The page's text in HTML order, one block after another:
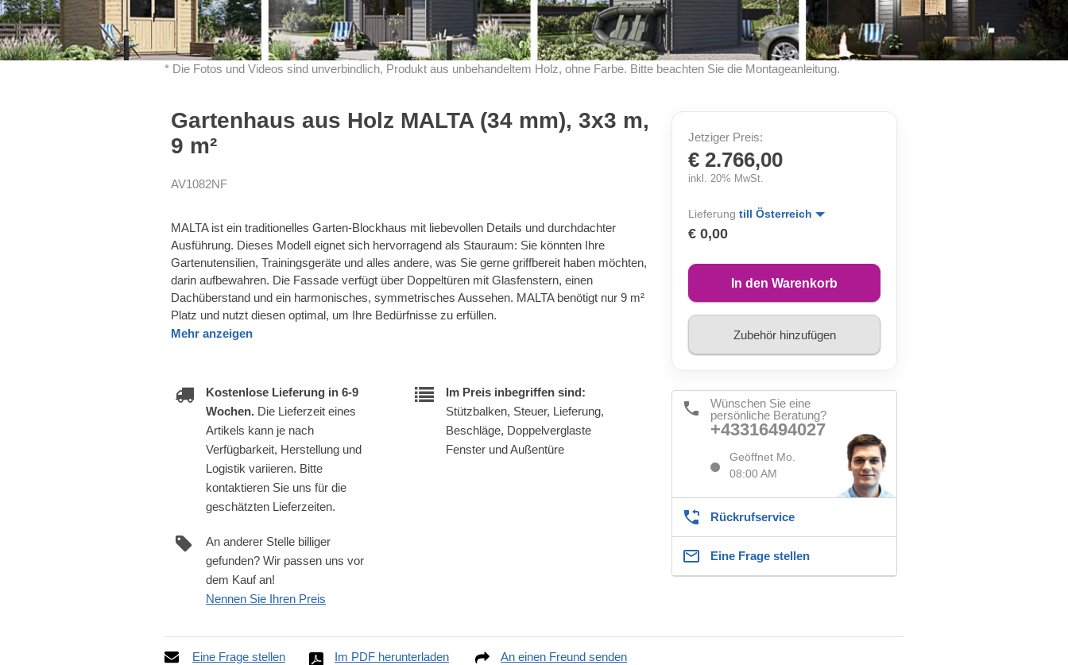
* Die Fotos und Videos sind unverbindlich, Produkt aus unbehandeltem Holz, ohne Farbe. Bitte beachten Sie die Montageanleitung.
Gartenhaus aus Holz MALTA (34 mm), 3x3 m,
9 m²
AV1082NF
MALTA ist ein traditionelles Garten-Blockhaus mit liebevollen Details und durchdachter
Ausführung. Dieses Modell eignet sich hervorragend als Stauraum: Sie könnten Ihre
Gartenutensilien, Trainingsgeräte und alles andere, was Sie gerne griffbereit haben möchten,
darin aufbewahren. Die Fassade verfügt über Doppeltüren mit Glasfenstern, einen
Dachüberstand und ein harmonisches, symmetrisches Aussehen. MALTA benötigt nur 9 m²
Platz und nutzt diesen optimal, um Ihre Bedürfnisse zu erfüllen.
Mehr anzeigen
Kostenlose Lieferung in 6-9
Wochen. Die Lieferzeit eines
Artikels kann je nach
Verfügbarkeit, Herstellung und
Logistik variieren. Bitte
kontaktieren Sie uns für die
geschätzten Lieferzeiten.
Im Preis inbegriffen sind:
Stützbalken, Steuer, Lieferung,
Beschläge, Doppelverglaste
Fenster und Außentüre
An anderer Stelle billiger
gefunden? Wir passen uns vor
dem Kauf an!
Nennen Sie Ihren Preis
Jetziger Preis:
€ 2.766,00
inkl. 20% MwSt.
Lieferung till Österreich
€ 0,00
In den Warenkorb
Zubehör hinzufügen
Wünschen Sie eine
persönliche Beratung?
+43316494027
Geöffnet Mo.
08:00 AM
Rückrufservice
Eine Frage stellen
Eine Frage stellen Im PDF herunterladen An einen Freund senden